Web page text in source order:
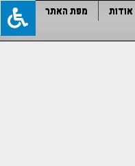
אודות
מפת האתר